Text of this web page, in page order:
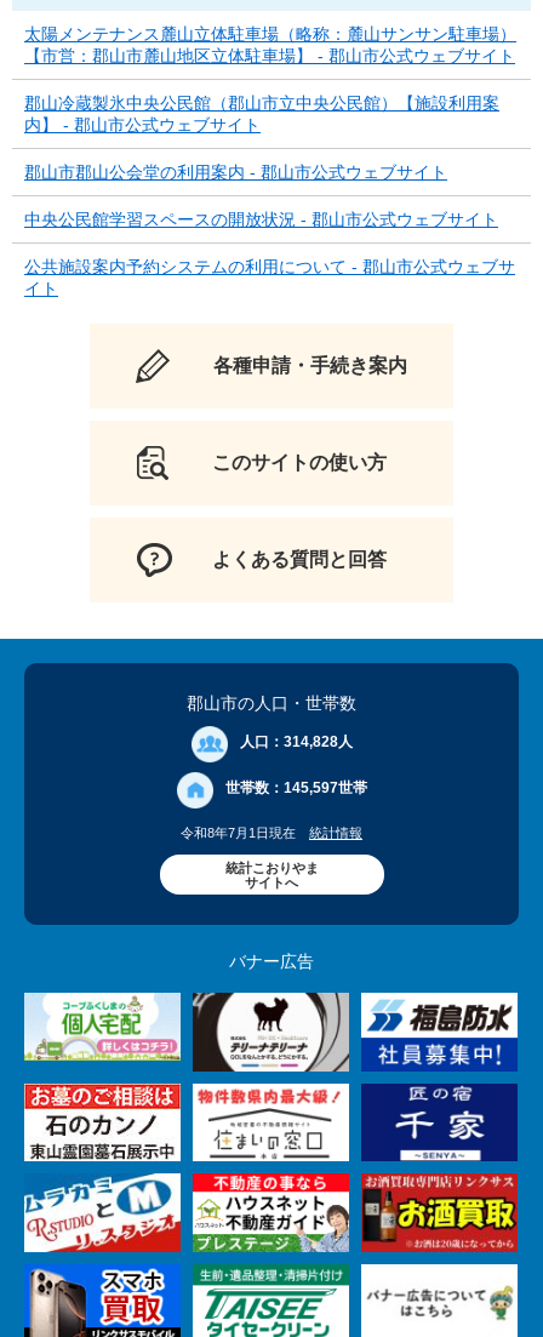
太陽メンテナンス麓山立体駐車場（略称：麓山サンサン駐車場）
【市営：郡山市麓山地区立体駐車場】 - 郡山市公式ウェブサイト
郡山冷蔵製氷中央公民館（郡山市立中央公民館）【施設利用案
内】 - 郡山市公式ウェブサイト
郡山市郡山公会堂の利用案内 - 郡山市公式ウェブサイト
中央公民館学習スペースの開放状況 - 郡山市公式ウェブサイト
公共施設案内予約システムの利用について - 郡山市公式ウェブサ
イト
各種申請・手続き案内
このサイトの使い方
よくある質問と回答
郡山市の人口 ・世帯数
人口： 314,828人
世帯数： 145,597世帯
令和8年7月1日現在 統計情報
統計こおりやま
サイトへ
バナー広告